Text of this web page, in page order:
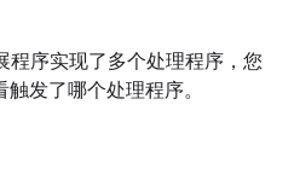
程序实现了多个处理程序，您
发了哪个处理程序。